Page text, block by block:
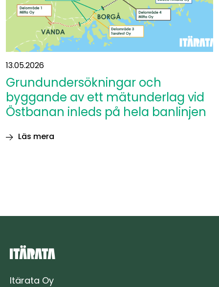
13.05.2026
Grundundersökningar och
byggande av ett mätunderlag vid
Östbanan inleds på hela banlinjen
Läs mera
vid
på
banlinjen
Itärata Oy